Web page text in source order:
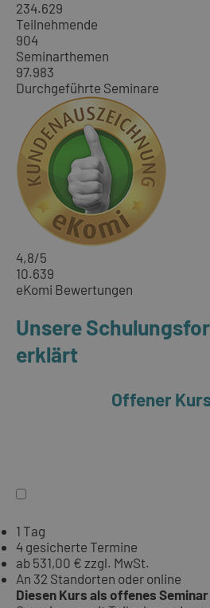
234.629
Teilnehmende
904
Seminarthemen
97.983
Durchgeführte Seminare
4,8/5
10.639
eKomi Bewertungen
Unsere
erklärt
Offener
1 Tag
4 gesicherte Termine
ab 531,00 € zzgl. MwSt.
An 32 Standorten oder online
Diesen Kurs als offenes